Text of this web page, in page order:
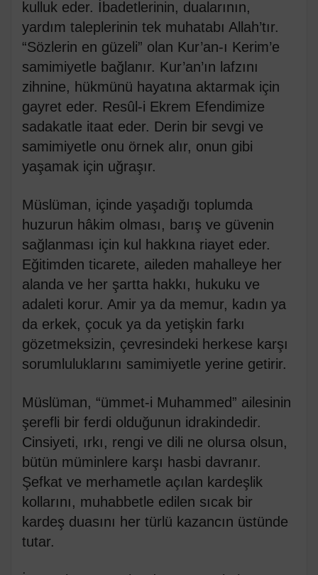
kulluk eder. İbadetlerinin, dualarının,
yardım taleplerinin tek muhatabı Allah’tır.
“Sözlerin en güzeli” olan Kur’an-ı Kerim’e
samimiyetle bağlanır. Kur’an’ın lafzını
zihnine, hükmünü hayatına aktarmak için
gayret eder. Resûl-i Ekrem Efendimize
sadakatle itaat eder. Derin bir sevgi ve
samimiyetle onu örnek alır, onun gibi
yaşamak için uğraşır.
Müslüman, içinde yaşadığı toplumda
huzurun hâkim olması, barış ve güvenin
sağlanması için kul hakkına riayet eder.
Eğitimden ticarete, aileden mahalleye her
alanda ve her şartta hakkı, hukuku ve
adaleti korur. Amir ya da memur, kadın ya
da erkek, çocuk ya da yetişkin farkı
gözetmeksizin, çevresindeki herkese karşı
sorumluluklarını samimiyetle yerine getirir.
Müslüman, “ümmet-i Muhammed” ailesinin
şerefli bir ferdi olduğunun idrakindedir.
Cinsiyeti, ırkı, rengi ve dili ne olursa olsun,
bütün müminlere karşı hasbi davranır.
Şefkat ve merhametle açılan kardeşlik
kollarını, muhabbetle edilen sıcak bir
kardeş duasını her türlü kazancın üstünde
tutar.